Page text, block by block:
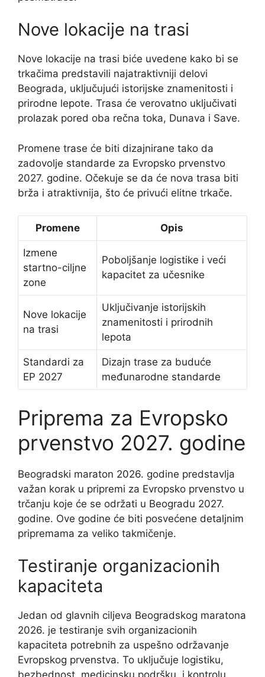
Nove lokacije na trasi
Nove lokacije na trasi biće uvedene kako bi se
trkačima predstavili najatraktivniji delovi
Beograda, uključujući istorijske znamenitosti i
prirodne lepote. Trasa će verovatno uključivati
prolazak pored oba rečna toka, Dunava i Save.
Promene trase će biti dizajnirane tako da
zadovolje standarde za Evropsko prvenstvo
2027. godine. Očekuje se da će nova trasa biti
brža i atraktivnija, što će privući elitne trkače.
Promene Opis
Izmene
startno-ciljne
zone
Poboljšanje logistike i veći
kapacitet za učesnike
Nove lokacije
na trasi
Uključivanje istorijskih
znamenitosti i prirodnih
lepota
Standardi za
EP 2027
Dizajn trase za buduće
međunarodne standarde
Priprema za Evropsko
prvenstvo 2027. godine
Beogradski maraton 2026. godine predstavlja
važan korak u pripremi za Evropsko prvenstvo u
trčanju koje će se održati u Beogradu 2027.
godine. Ove godine će biti posvećene detaljnim
pripremama za veliko takmičenje.
Testiranje organizacionih
kapaciteta
Jedan od glavnih ciljeva Beogradskog maratona
2026. je testiranje svih organizacionih
kapaciteta potrebnih za uspešno održavanje
Evropskog prvenstva. To uključuje logistiku,